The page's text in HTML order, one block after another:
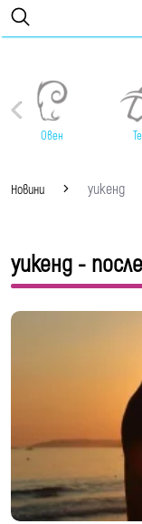
Овен
Новини уикенд
уикенд -